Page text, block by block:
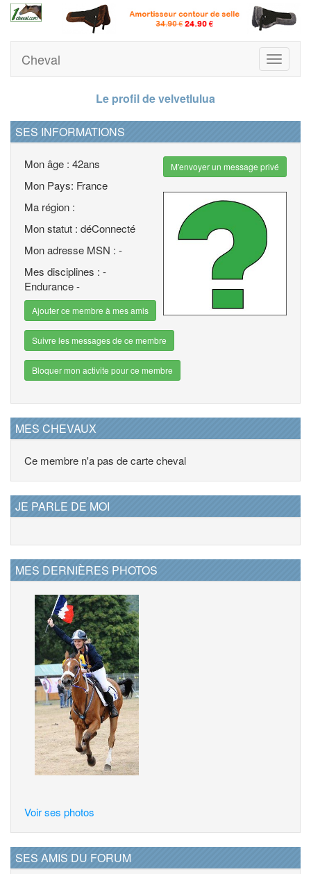
Toggle
Cheval
Le profil de velvetlulua
SES INFORMATIONS
Mon âge : 42ans
Mon Pays: France
Ma région :
Mon statut : déConnecté
Mon adresse MSN : -
Mes disciplines : -
Endurance -
Ajouter ce membre à mes amis
Suivre les messages de ce membre
Bloquer mon activite pour ce membre
M'envoyer un message privé
MES CHEVAUX
Ce membre n'a pas de carte cheval
JE PARLE DE MOI
MES DERNIÈRES PHOTOS
Voir ses photos
SES AMIS DU FORUM